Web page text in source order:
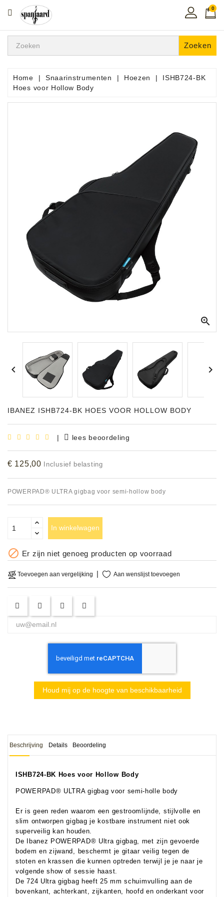
CATEGORIE
Home
In
De
Apparatuur
Opname
Apparatuur
Blaasinstrumenten
Microfoons
Versterking
Instrumenten
Shop
Bladmuziek
Accessoires
MODELLEN
OPRUIMING
DEMONSTRATIES
&
CLINICS
VERHUUR,
SERVICE
0
Zoeken
Home Snaarinstrumenten Hoezen
ISHB724-BK
Hoes voor Hollow Body

 
IBANEZ ISHB724-BK HOES VOOR HOLLOW BODY
| lees beoordeling
€ 125,00 Inclusief belasting
POWERPAD® ULTRA gigbag voor semi-hollow body
In winkelwagen
 Er zijn niet genoeg producten op voorraad
Toevoegen aan vergelijking Aan wenslijst toevoegen
Houd mij op de hoogte van beschikbaarheid
Beschrijving Details Beoordeling
ISHB724-BK Hoes voor Hollow Body
POWERPAD® ULTRA gigbag voor semi-holle body
Er is geen reden waarom een gestroomlijnde, stijlvolle en
slim ontworpen gigbag je kostbare instrument niet ook
superveilig kan houden.
De Ibanez POWERPAD® Ultra gigbag, met zijn gevoerde
bodem en zijwand, beschermt je gitaar veilig tegen de
stoten en krassen die kunnen optreden terwijl je je naar je
volgende show of sessie haast.
De 724 Ultra gigbag heeft 25 mm schuimvulling aan de
bovenkant, achterkant, zijkanten, hoofd en onderkant voor